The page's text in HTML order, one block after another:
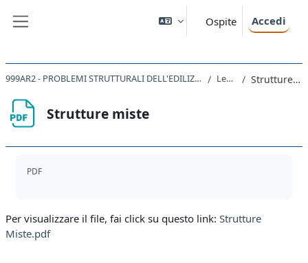
Ospite Accedi
999AR2 - PROBLEMI STRUTTURALI DELL'EDILIZIA STORICA 2021 Lezioni Strutture miste
Strutture miste
PDF
Per visualizzare il file, fai click su questo link: Strutture
Miste.pdf